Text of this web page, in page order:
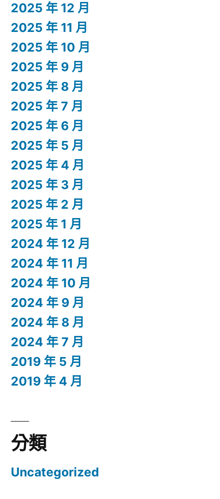
2025 年 12 月
2025 年 11 月
2025 年 10 月
2025 年 9 月
2025 年 8 月
2025 年 7 月
2025 年 6 月
2025 年 5 月
2025 年 4 月
2025 年 3 月
2025 年 2 月
2025 年 1 月
2024 年 12 月
2024 年 11 月
2024 年 10 月
2024 年 9 月
2024 年 8 月
2024 年 7 月
2019 年 5 月
2019 年 4 月
分類
Uncategorized